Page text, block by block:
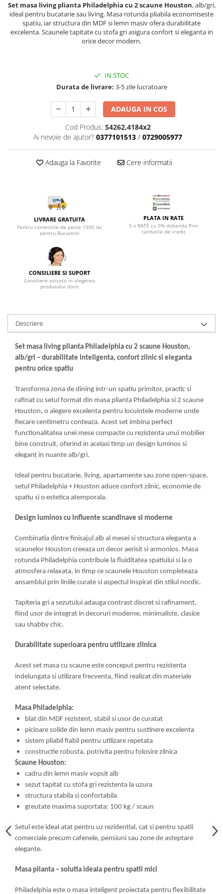
Top saltele 10 cm
Top saltele memory 5 cm
Top saltele MemoHR 6.5 cm
Scaune manager
Mobilier bucatarie
Mese bucatarie
Seturi mese si scaune bucatarie
Suporturi si rafturi pantofi
Pantofare
Stender haine
Mobilier gradinita
Mese gradinita
Scaune gradinita
Set mese si scaune gradinita
Mobilier copii
Mobila camera copii
Saltele patuturi copii
Paturi copii
Masa si scaune gradinita
Seturi comode living si dormitor
Set masa living plianta Philadelphia cu 2 scaune Houston, alb/gri,
ideal pentru bucatarie sau living. Masa rotunda pliabila economiseste
spatiu, iar structura din MDF si lemn masiv ofera durabilitate
excelenta. Scaunele tapitate cu stofa gri asigura confort si eleganta in
orice decor modern.
IN STOC
Durata de livrare: 3-5 zile lucratoare
ADAUGA IN COS
Cod Produs: S4262,4184x2
Ai nevoie de ajutor? 0377101513 / 0729005977
Adauga la Favorite Cere informatii
LIVRARE GRATUITA
Pentru comenzile de peste 1500 lei
pentru Bucuresti
PLATA IN RATE
5 x RATE cu 0% dobanda Prin
cardurile de credit
CONSILIERE SI SUPORT
Consiliere avizata in alegerea
produsului dorit
Descriere
Set masa living plianta Philadelphia cu 2 scaune Houston,
alb/gri – durabilitate inteligenta, confort zilnic si eleganta
pentru orice spatiu
Transforma zona de dining intr-un spatiu primitor, practic si
rafinat cu setul format din masa plianta Philadelphia si 2 scaune
Houston, o alegere excelenta pentru locuintele moderne unde
fiecare centimetru conteaza. Acest set imbina perfect
functionalitatea unei mese compacte cu rezistenta unui mobilier
bine construit, oferind in acelasi timp un design luminos si
elegant in nuante alb/gri.
Ideal pentru bucatarie, living, apartamente sau zone open-space,
setul Philadelphia + Houston aduce confort zilnic, economie de
spatiu si o estetica atemporala.
Design luminos cu influente scandinave si moderne
Combinatia dintre finisajul alb al mesei si structura eleganta a
scaunelor Houston creeaza un decor aerisit si armonios. Masa
rotunda Philadelphia contribuie la fluiditatea spatiului si la o
atmosfera relaxata, in timp ce scaunele Houston completeaza
ansamblul prin liniile curate si aspectul inspirat din stilul nordic.
Tapiteria gri a sezutului adauga contrast discret si rafinament,
fiind usor de integrat in decoruri moderne, minimaliste, clasice
sau shabby chic.
Durabilitate superioara pentru utilizare zilnica
Acest set masa cu scaune este conceput pentru rezistenta
indelungata si utilizare frecventa, fiind realizat din materiale
atent selectate.
Masa Philadelphia:
blat din MDF rezistent, stabil si usor de curatat
picioare solide din lemn masiv pentru sustinere excelenta
sistem pliabil fiabil pentru utilizare repetata
constructie robusta, potrivita pentru folosire zilnica
Scaune Houston:
cadru din lemn masiv vopsit alb
sezut tapitat cu stofa gri rezistenta la uzura
structura stabila si confortabila
greutate maxima suportata: 100 kg / scaun
Setul este ideal atat pentru uz rezidential, cat si pentru spatii
comerciale precum cafenele, pensiuni sau zone de asteptare
elegante.
Masa plianta – solutia ideala pentru spatii mici
Philadelphia este o masa inteligent proiectata pentru flexibilitate